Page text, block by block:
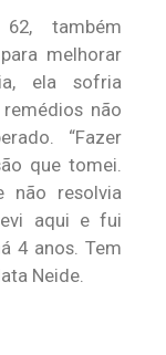
também
melhorar
ela sofria
não
“Fazer
que tomei.
não resolvia
aqui e fui
4 anos. Tem
Neide.